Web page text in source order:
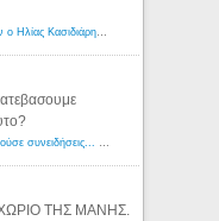
Αμερικανοί ρατσιστές αναρωτιούνται αν ο Ηλίας Κασιδιάρης ανήκει στη λευκή φυλή... - Λόγιος Ερμής
Ένα βιβλίο που πολεμήθηκε γιατί ξυπνούσε συνειδήσεις... - Λόγιος Ερμής | Η γνώση ξεκινάει με την αναζήτηση...
ΤΗΣ ΜΑΝΗΣ.